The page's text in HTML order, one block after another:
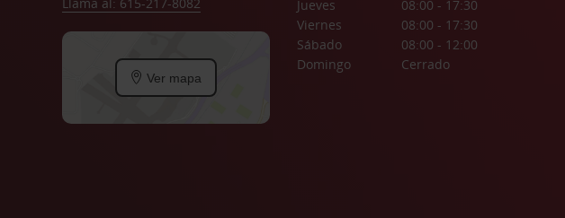
Ver mapa
Jueves
08:00 - 17:30
Viernes
08:00 - 17:30
Sábado
08:00 - 12:00
Domingo
Cerrado